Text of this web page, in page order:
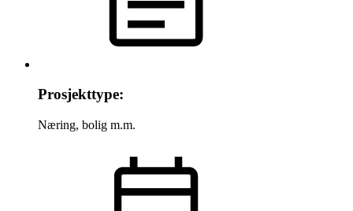
Prosjekttype:
Næring, bolig m.m.